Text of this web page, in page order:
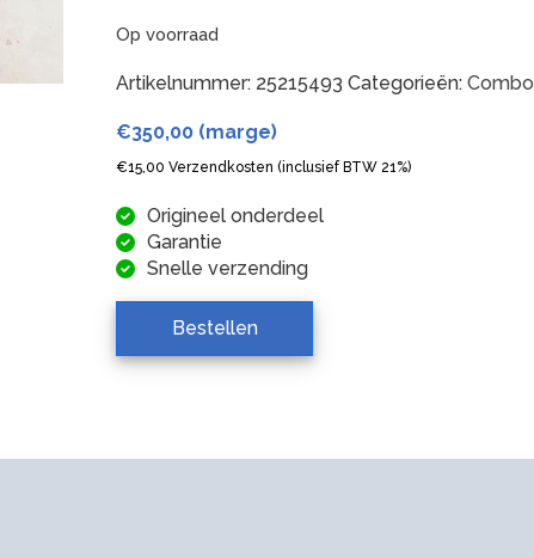
Op voorraad
Artikelnummer: 25215493 Categorieën:Combo
€350,00 (marge)
€15,00 Verzendkosten (inclusief BTW 21%)
Origineel onderdeel
Garantie
Snelle verzending
Bestellen